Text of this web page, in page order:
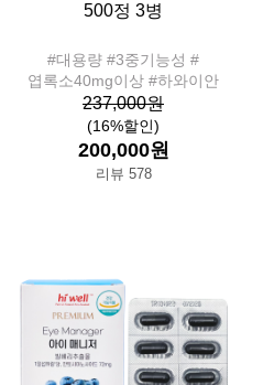
500정 3병
#대용량 #3중기능성 #
엽록소40mg이상 #하와이안
237,000원
(16%할인)
200,000원
리뷰 578